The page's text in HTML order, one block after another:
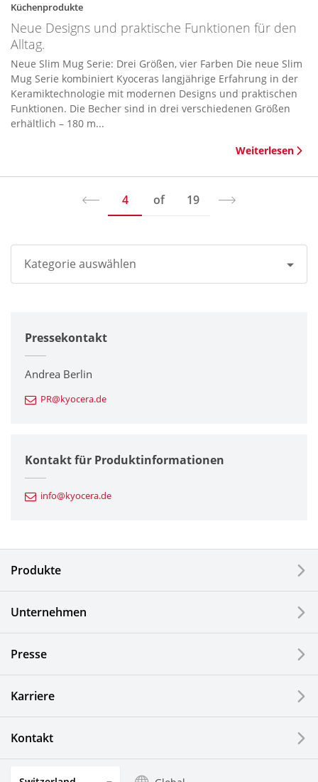
Küchenprodukte
Neue Designs und praktische Funktionen für den
Alltag.
Neue Slim Mug Serie: Drei Größen, vier Farben Die neue Slim
Mug Serie kombiniert Kyoceras langjährige Erfahrung in der
Keramiktechnologie mit modernen Designs und praktischen
Funktionen. Die Becher sind in drei verschiedenen Größen
erhältlich – 180 m...
Weiterlesen
4 of 19
Kategorie auswählen
Unternehmen
Drucker / Multifunktionsgeräte
Feinkeramik-Komponenten
Automotive Komponenten
Elektronische Komponenten & Geräte
Optische Komponenten
Photovoltaiksysteme
Küchenprodukte
Pressekontakt
Andrea Berlin
PR@kyocera.de
Kontakt für Produktinformationen
info@kyocera.de
Produkte
Unternehmen
Presse
Karriere
Kontakt